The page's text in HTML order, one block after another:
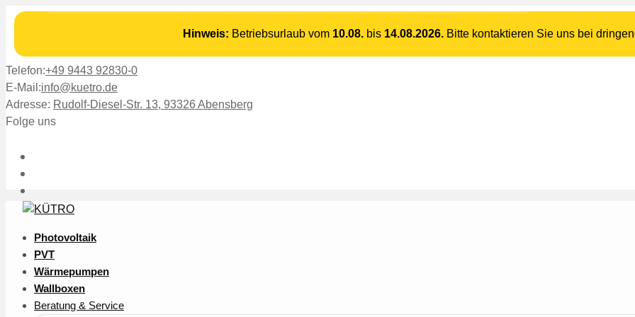
Hinweis: Betriebsurlaub vom 10.08. bis 14.08.2026. Bitte kontaktieren Sie uns bei
Telefon:+49 9443 92830-0
E-Mail:info@kuetro.de
Adresse: Rudolf-Diesel-Str. 13, 93326 Abensberg
Folge uns
Photovoltaik
PVT
Wärmepumpen
Wallboxen
Beratung & Service